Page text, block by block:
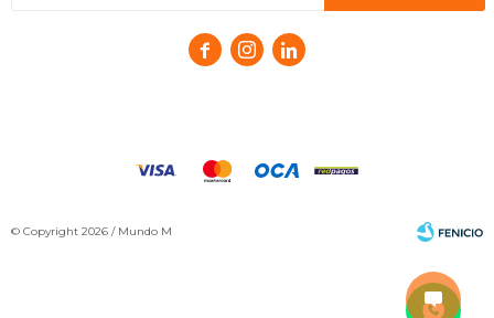
  
© Copyright 2026 / Mundo M